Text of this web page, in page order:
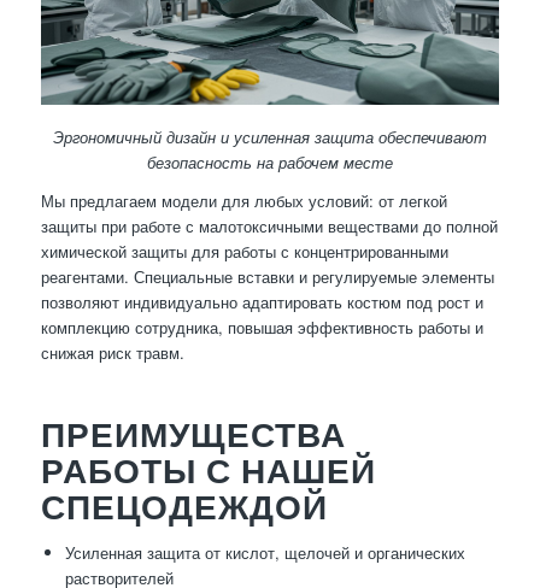
Эргономичный дизайн и усиленная защита обеспечивают
безопасность на рабочем месте
Мы предлагаем модели для любых условий: от легкой
защиты при работе с малотоксичными веществами до полной
химической защиты для работы с концентрированными
реагентами. Специальные вставки и регулируемые элементы
позволяют индивидуально адаптировать костюм под рост и
комплекцию сотрудника, повышая эффективность работы и
снижая риск травм.
ПРЕИМУЩЕСТВА
РАБОТЫ С НАШЕЙ
СПЕЦОДЕЖДОЙ
Усиленная защита от кислот, щелочей и органических
растворителей